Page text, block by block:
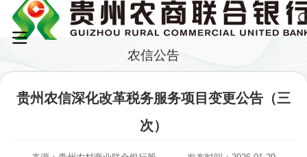
农信公告
贵州农信深化改革税务服务项目变更公告（三
次）